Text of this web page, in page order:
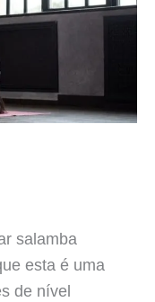
salamba
esta é uma
de nível